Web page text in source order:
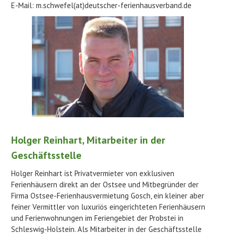
E-Mail: m.schwefel(at)deutscher-ferienhausverband.de
Holger Reinhart, Mitarbeiter in der
Geschäftsstelle
Holger Reinhart ist Privatvermieter von exklusiven
Ferienhäusern direkt an der Ostsee und Mitbegründer der
Firma Ostsee-Ferienhausvermietung Gosch, ein kleiner aber
feiner Vermittler von luxuriös eingerichteten Ferienhäusern
und Ferienwohnungen im Feriengebiet der Probstei in
Schleswig-Holstein. Als Mitarbeiter in der Geschäftsstelle